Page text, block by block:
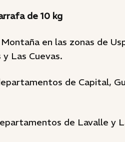
de 10 kg
en las zonas de
y Las Cuevas.
de Capital,
de Lavalle y